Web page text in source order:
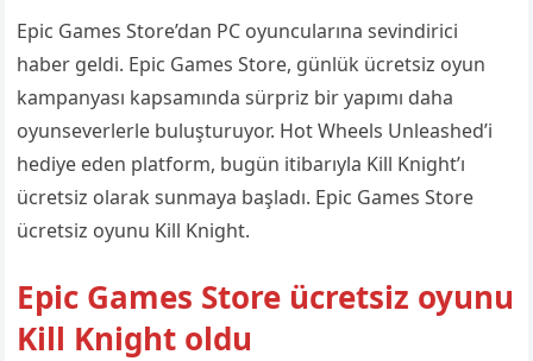
Epic Games Store’dan PC oyuncularına sevindirici
haber geldi. Epic Games Store, günlük ücretsiz oyun
kampanyası kapsamında sürpriz bir yapımı daha
oyunseverlerle buluşturuyor. Hot Wheels Unleashed’i
hediye eden platform, bugün itibarıyla Kill Knight’ı
ücretsiz olarak sunmaya başladı. Epic Games Store
ücretsiz oyunu Kill Knight.
Epic Games Store ücretsiz oyunu
Kill Knight oldu